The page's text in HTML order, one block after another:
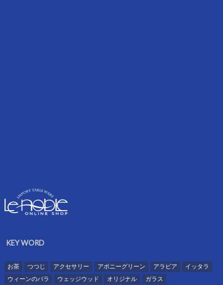
KEY WORD
お茶 つつじ アクセサリー アポニーグリーン アラビア
イッタラ
ウィーンのバラ
ウェッジウッド オリジナル
ガラス